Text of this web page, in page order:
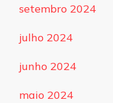
setembro 2024
julho 2024
junho 2024
maio 2024